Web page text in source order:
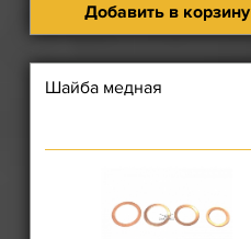
Добавить в корзину
Шайба медная